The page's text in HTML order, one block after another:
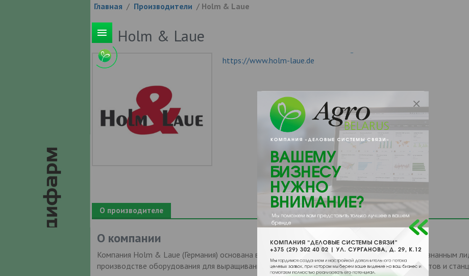
Главная / Производители / Holm & Laue
Holm & Laue
https://www.holm-laue.de
О производителе
О компании
Компания Holm & Laue (Германия) основана в 1991 году и на сегодняшний день является признанным
производстве оборудования для выращивания и содержания телят (молочных такси, автоматов и